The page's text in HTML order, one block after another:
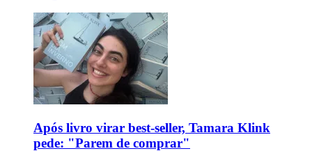
Após livro virar best-seller, Tamara Klink
pede: "Parem de comprar"